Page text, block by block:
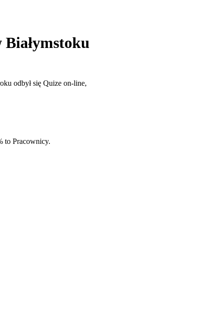
odbył się Quize on-line,
to Pracownicy.